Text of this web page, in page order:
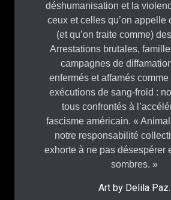
déshumanisation et la
ceux et celles qu’on appelle
(et qu’on traite comme)
Arrestations brutales,
campagnes de
enfermés et affamés
exécutions de sang-froid :
tous confrontés à
fascisme américain. «
notre responsabilité
exhorte à ne pas désespérer
sombres. »
Art by Delila Paz.